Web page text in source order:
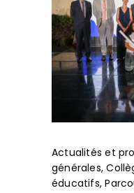
Actualités et
générales,
éducatifs,